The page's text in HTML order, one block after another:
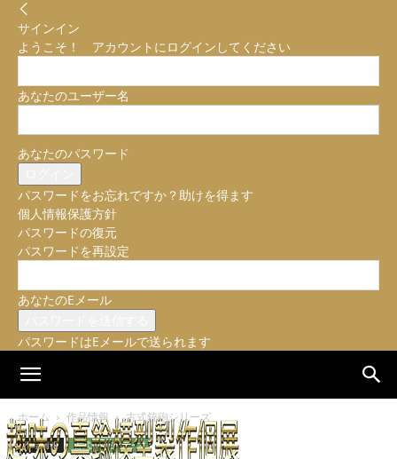
サインイン
ようこそ！ アカウントにログインしてください
あなたのユーザー名
あなたのパスワード
パスワードをお忘れですか？助けを得ます
個人情報保護方針
パスワードの復元
パスワードを再設定
あなたのEメール
パスワードはEメールで送られます
ホーム 作品情報 古式銃砲シリーズ
作品情報 古式銃砲シリーズ